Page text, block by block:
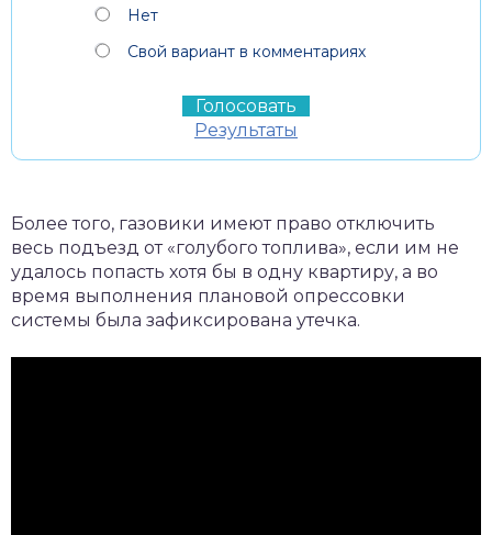
Нет
Свой вариант в комментариях
Результаты
Более того, газовики имеют право отключить
весь подъезд от «голубого топлива», если им не
удалось попасть хотя бы в одну квартиру, а во
время выполнения плановой опрессовки
системы была зафиксирована утечка.